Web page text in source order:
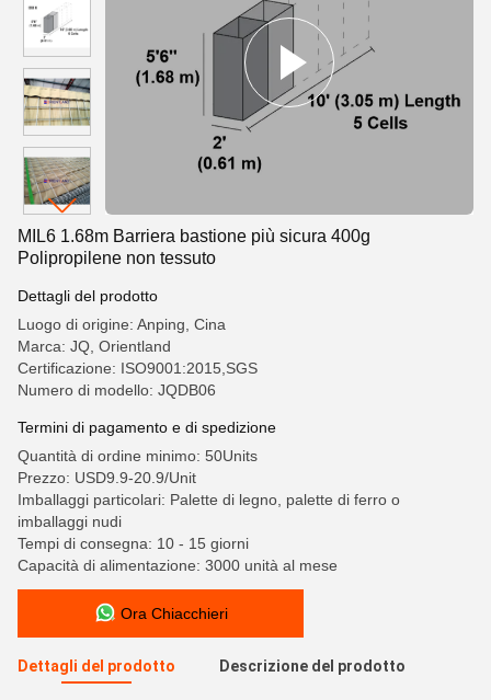
MIL6 1.68m Barriera bastione più sicura 400g
Polipropilene non tessuto
Dettagli del prodotto
Luogo di origine: Anping, Cina
Marca: JQ, Orientland
Certificazione: ISO9001:2015,SGS
Numero di modello: JQDB06
Termini di pagamento e di spedizione
Quantità di ordine minimo: 50Units
Prezzo: USD9.9-20.9/Unit
Imballaggi particolari: Palette di legno, palette di ferro o
imballaggi nudi
Tempi di consegna: 10 - 15 giorni
Capacità di alimentazione: 3000 unità al mese
Ora Chiacchieri
Dettagli del prodotto Descrizione del prodotto